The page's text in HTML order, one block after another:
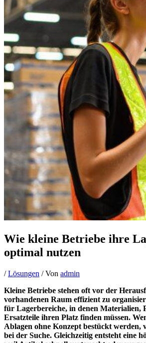
Wie kleine Betriebe ihre
optimal nutzen
/Lösungen / Von admin
Kleine Betriebe stehen oft vor der
vorhandenen Raum effizient zu
für Lagerbereiche, in denen Materialien,
Ersatzteile ihren Platz finden müssen.
Ablagen ohne Konzept bestückt werden,
bei der Suche. Gleichzeitig entsteht eine